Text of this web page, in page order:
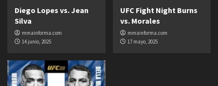
Diego Lopes vs. Jean
Silva
mmainforma.com
14 junio, 2025
UFC Fight Night Burns
vs. Morales
mmainforma.com
17 mayo, 2025